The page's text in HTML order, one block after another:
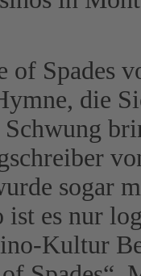
of Spades
die
Schwung
sogar
ist es nur
Kultur